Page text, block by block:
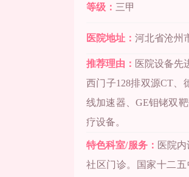
等级： 三甲
医院地址： 河北省沧州
推荐理由： 医院设备先
西门子128排双源CT、
线加速器、GE钼铑双
疗设备。
特色科室/服务： 医院
社区门诊。国家十二